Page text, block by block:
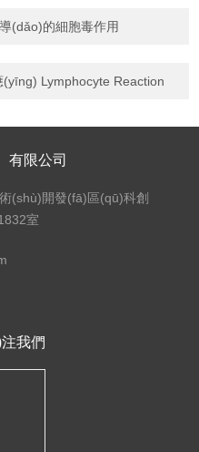
(dǎo)的細胞毒作用
Lymphocyte Reaction
有限公司
(shù)開發(fā)區(qū)科創
室
我們